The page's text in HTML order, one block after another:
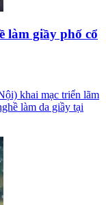
làm giầy phố cổ
khai mạc triển lãm
làm da giầy tại